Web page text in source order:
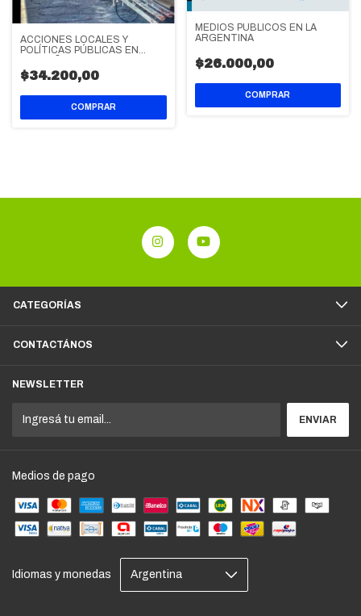
ACCIONES LOCALES Y
POLÍTICAS PÚBLICAS EN
LA PROVINCIA DE BUENOS
AIRES
$34.200,00
MEDIOS PUBLICOS EN LA
ARGENTINA
$26.000,00
CATEGORÍAS
CONTACTÁNOS
NEWSLETTER
Medios de pago
Idiomas y monedas